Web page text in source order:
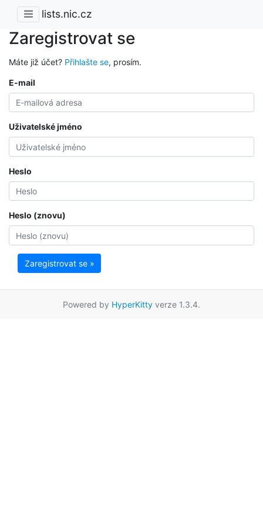
lists.nic.cz
Zaregistrovat se
Máte již účet? Přihlašte se, prosím.
E-mail
Uživatelské jméno
Heslo
Heslo (znovu)
Zaregistrovat se »
Powered by HyperKitty verze 1.3.4.